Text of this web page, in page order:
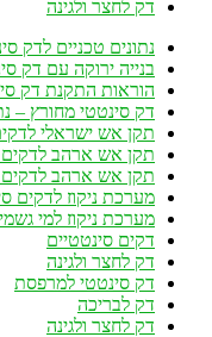
דק לחצר ולגינה
נתונים טכניים לדק
בנייה ירוקה עם דק
הוראות התקנת דק
דק סינטטי מחורץ –
תקן אש ישראלי
תקן אש ארהב לדקים
תקן אש ארהב לדקים
מערכת ניקוז לדקים
מערכת ניקוז למי
דקים סינטטיים
דק לחצר ולגינה
דק סינטטי למרפסת
דק לבריכה
דק לחצר ולגינה